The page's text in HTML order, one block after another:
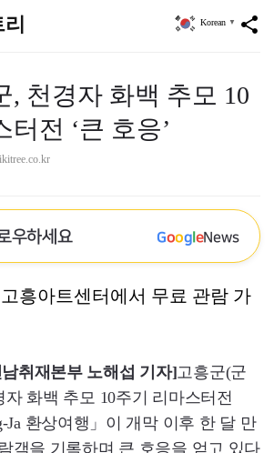
share
Korean ▼
, 천경자 화백 추모 10
터전 ‘큰 호응’
우하세요 GoogleNews
흥아트센터에서 무료 관람 가
취재본부 노해섭 기자]고흥군(군
화백 추모 10주기 리마스터전
Ja 환상여행」이 개막 이후 한 달 만
객을 기록하며 큰 호응을 얻고 있다